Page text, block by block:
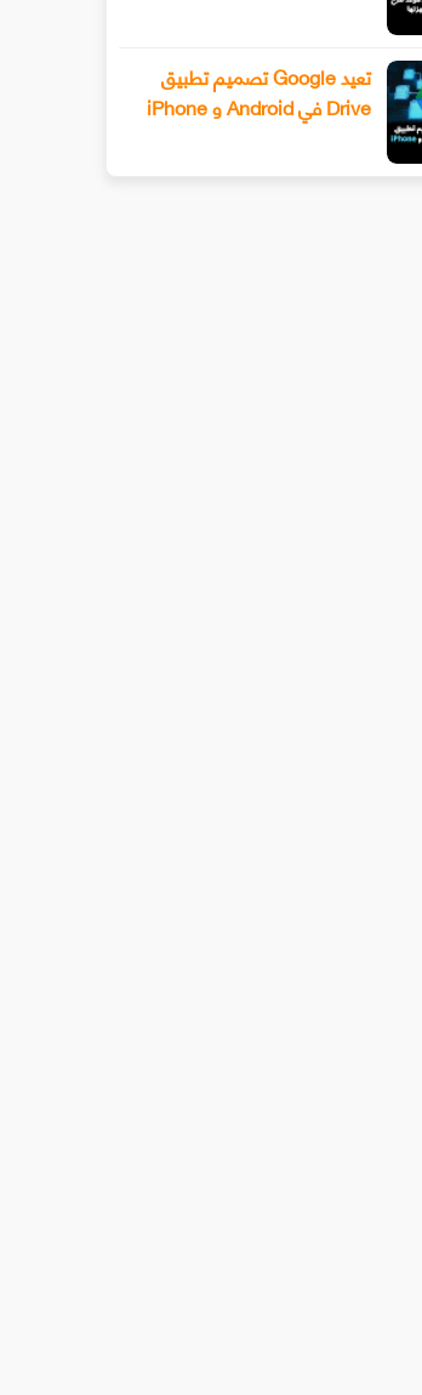
تعيد Google تصميم تطبيق
Drive في Android و iPhone